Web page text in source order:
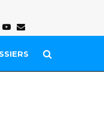
Youtube
Email